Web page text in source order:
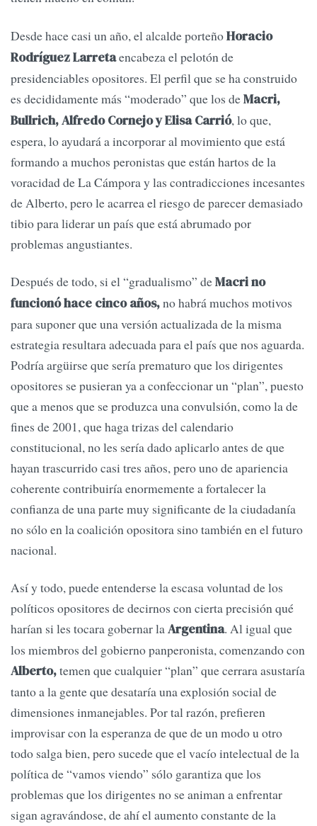
Desde hace casi un año, el alcalde porteñoHoracio
Rodríguez Larretaencabeza el pelotón de
presidenciables opositores. El perfil que se ha construido
es decididamente más “moderado” que los deMacri,
Bullrich, Alfredo Cornejo y Elisa Carrió, lo que,
espera, lo ayudará a incorporar al movimiento que está
formando a muchos peronistas que están hartos de la
voracidad de La Cámpora y las contradicciones incesantes
de Alberto, pero le acarrea el riesgo de parecer demasiado
tibio para liderar un país que está abrumado por
problemas angustiantes.
Después de todo, si el “gradualismo” deMacri no
funcionó hace cinco años,no habrá muchos motivos
para suponer que una versión actualizada de la misma
estrategia resultara adecuada para el país que nos aguarda.
Podría argüirse que sería prematuro que los dirigentes
opositores se pusieran ya a confeccionar un “plan”, puesto
que a menos que se produzca una convulsión, como la de
fines de 2001, que haga trizas del calendario
constitucional, no les sería dado aplicarlo antes de que
hayan trascurrido casi tres años, pero uno de apariencia
coherente contribuiría enormemente a fortalecer la
confianza de una parte muy significante de la ciudadanía
no sólo en la coalición opositora sino también en el futuro
nacional.
Así y todo, puede entenderse la escasa voluntad de los
políticos opositores de decirnos con cierta precisión qué
harían si les tocara gobernar laArgentina. Al igual que
los miembros del gobierno panperonista, comenzando con
Alberto,temen que cualquier “plan” que cerrara asustaría
tanto a la gente que desataría una explosión social de
dimensiones inmanejables. Por tal razón, prefieren
improvisar con la esperanza de que de un modo u otro
todo salga bien, pero sucede que el vacío intelectual de la
política de “vamos viendo” sólo garantiza que los
problemas que los dirigentes no se animan a enfrentar
sigan agravándose, de ahí el aumento constante de la